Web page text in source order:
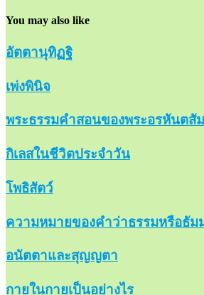
You may also like
อัตตานุทิฏฐิ
เพ่งพินิจ
พระธรรมคำสอนของพระอรหันตสั
กิเลสในชีวิตประจำวัน
โพธิสัตว์
ความหมายของคำว่าธรรมหรือธัม
อนัตตาและสุญญตา
กายในกายเป็นอย่างไร